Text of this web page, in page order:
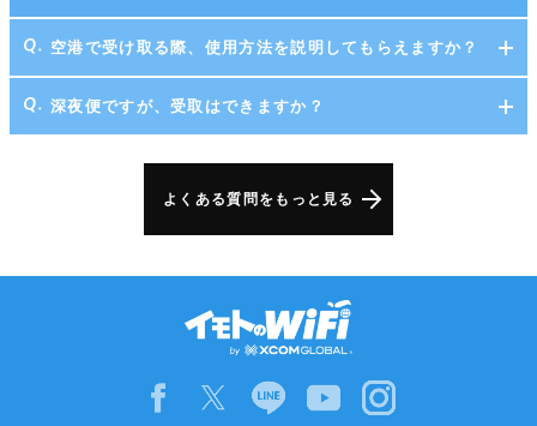
空港で受け取る際、使用方法を説明してもらえますか？
深夜便ですが、受取はできますか？
よくある質問をもっと見る